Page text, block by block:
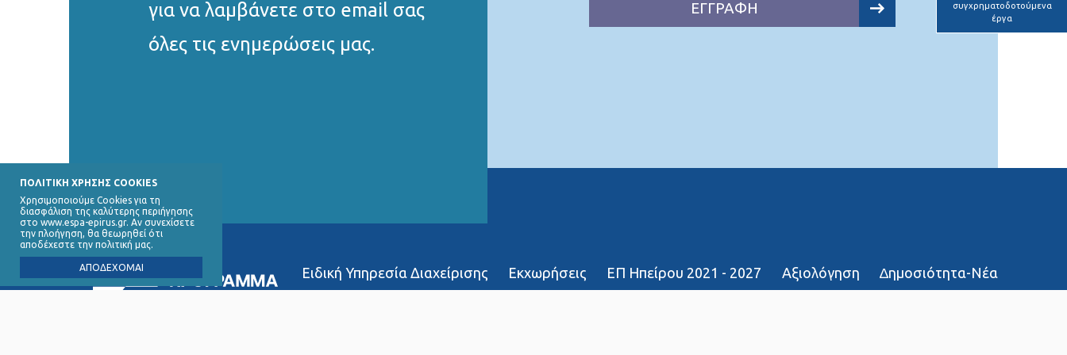
ΠΟΛΙΤΙΚΗ ΧΡΗΣΗΣ COOKIES
Χρησιμοποιούμε Cookies για τη
διασφάλιση της καλύτερης περιήγησης
στο www.espa-epirus.gr. Αν συνεχίσετε
την πλοήγηση, θα θεωρηθεί ότι
αποδέχεστε την πολιτική μας.
ΑΠΟΔΕΧΟΜΑΙ
συγχρηματοδοτούμενα
έργα
για να λαμβάνετε στο email σας
όλες τις ενημερώσεις μας.
ΕΓΓΡΑΦΗ
Ειδική Υπηρεσία Διαχείρισης Εκχωρήσεις ΕΠ Ηπείρου 2021 - 2027 Αξιολόγηση ∆ημοσιότητα-Νέα